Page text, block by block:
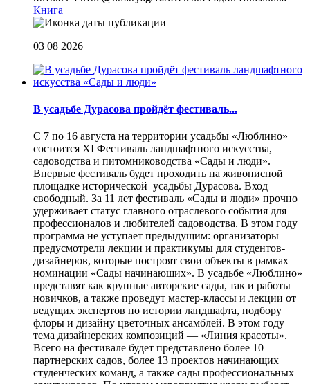
Книга
03 08 2026
В усадьбе Дурасова пройдёт фестиваль...
С 7 по 16 августа на территории усадьбы «Люблино»
состоится XI Фестиваль ландшафтного искусства,
садоводства и питомниководства «Сады и люди».
Впервые фестиваль будет проходить на живописной
площадке исторической усадьбы Дурасова. Вход
свободный. За 11 лет фестиваль «Сады и люди» прочно
удерживает статус главного отраслевого события для
профессионалов и любителей садоводства. В этом году
программа не уступает предыдущим: организаторы
предусмотрели лекции и практикумы для студентов-
дизайнеров, которые построят свои объекты в рамках
номинации «Сады начинающих». В усадьбе «Люблино»
представят как крупные авторские сады, так и работы
новичков, а также проведут мастер-классы и лекции от
ведущих экспертов по истории ландшафта, подбору
флоры и дизайну цветочных ансамблей. В этом году
тема дизайнерских композиций — «Линия красоты».
Всего на фестивале будет представлено более 10
партнерских садов, более 13 проектов начинающих
студенческих команд, а также сады профессиональных